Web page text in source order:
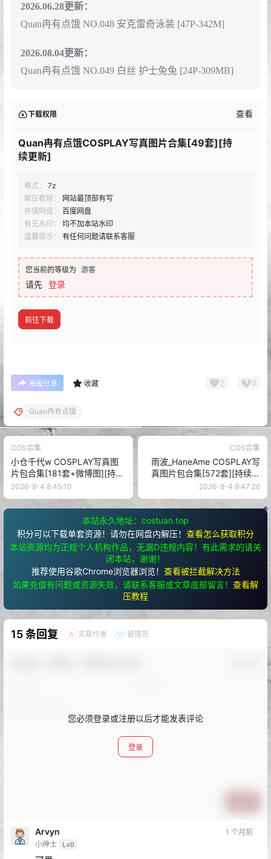
2026.06.28更新：
Quan冉有点饿 NO.048 安克雷奇泳装 [47P-342M]
2026.08.04更新：
Quan冉有点饿 NO.049 白丝 护士兔兔 [24P-309MB]
下载权限 查看
Quan冉有点饿COSPLAY写真图片合集[49套][持
续更新]
格式：
7z
解压教程：
网站最顶部有写
存储网盘：
百度网盘
有无水印：
均不加本站水印
温馨提示：
有任何问题请联系客服
您当前的等级为 游客
请先 登录
前往下载
海报分享 收藏 2 0
Quan冉有点饿
COS合集
小仓千代w COSPLAY写真图
片包合集[181套+微博图][持续
更新]
2026-8-4 8:45:10
COS合集
雨波_HaneAme COSPLAY写
真图片包合集[572套][持续更
新]
2026-8-4 8:47:26
本站永久地址：costuan.top
积分可以下载单套资源！请勿在网盘内解压！ 查看怎么获取积分
本站资源均为正规个人机构作品，无漏D违规内容！有此需求的请关
闭本站，谢谢！
推荐使用谷歌Chrome浏览器浏览！ 查看被拦截解决方法
如果充值有问题或资源失效，请联系客服或文章底部留言！ 查看解
压教程
15 条回复 A 文章作者 M 管理员
您必须登录或注册以后才能发表评论
登录
Arvyn
小绅士 Lv0
1 个月前